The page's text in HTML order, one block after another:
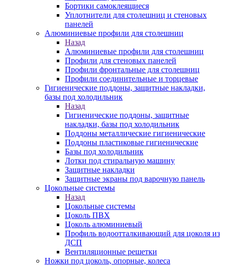
Бортики самоклеящиеся
Уплотнители для столешниц и стеновых
панелей
Алюминиевые профили для столешниц
Назад
Алюминиевые профили для столешниц
Профили для стеновых панелей
Профили фронтальные для столешниц
Профили соединительные и торцевые
Гигиенические поддоны, защитные накладки,
базы под холодильник
Назад
Гигиенические поддоны, защитные
накладки, базы под холодильник
Поддоны металлические гигиенические
Поддоны пластиковые гигиенические
Базы под холодильник
Лотки под стиральную машину
Защитные накладки
Защитные экраны под варочную панель
Цокольные системы
Назад
Цокольные системы
Цоколь ПВХ
Цоколь алюминиевый
Профиль водоотталкивающий для цоколя из
ДСП
Вентиляционные решетки
Ножки под цоколь, опорные, колеса